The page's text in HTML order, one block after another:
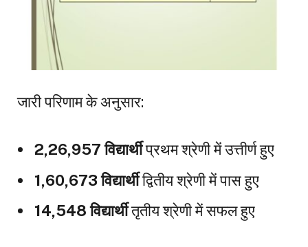
जारी परिणाम के अनुसार:
2,26,957 विद्यार्थीप्रथम श्रेणी में उत्तीर्ण हुए
1,60,673 विद्यार्थीद्वितीय श्रेणी में पास हुए
14,548 विद्यार्थीतृतीय श्रेणी में सफल हुए